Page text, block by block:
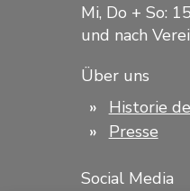
Mi, Do + So:
und nach
Über uns
Historie
Presse
Social Media